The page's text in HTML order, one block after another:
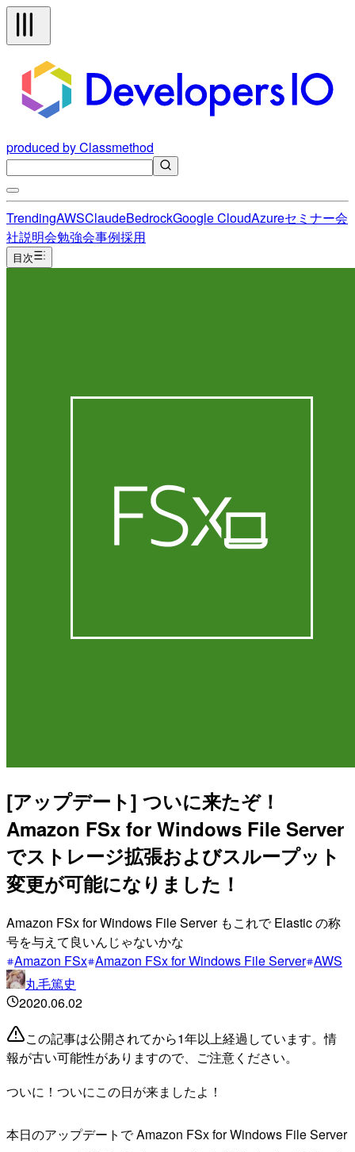
produced by Classmethod
TrendingAWSClaudeBedrockGoogle CloudAzureセミナー会
社説明会勉強会事例採用
目次
[アップデート] ついに来たぞ！
Amazon FSx for Windows File Server
でストレージ拡張およびスループット
変更が可能になりました！
Amazon FSx for Windows File Server もこれで Elastic の称
号を与えて良いんじゃないかな
Amazon FSx Amazon FSx for Windows File Server AWS
丸毛篤史
2020.06.02
この記事は公開されてから1年以上経過しています。情
報が古い可能性がありますので、ご注意ください。
ついに！ついにこの日が来ましたよ！
本日のアップデートで Amazon FSx for Windows File Server